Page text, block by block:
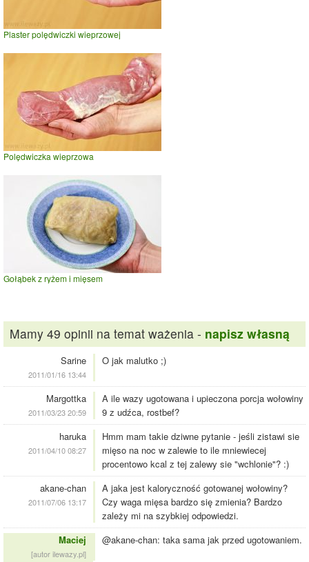
Plaster polędwiczki wieprzowej
Polędwiczka wieprzowa
Gołąbek z ryżem i mięsem
Mamy 49 opinii na temat ważenia - napisz własną
Sarine
2011/01/16 13:44
O jak malutko ;)
Margottka
2011/03/23 20:59
A ile wazy ugotowana i upieczona porcja wołowiny
9 z udźca, rostbef?
haruka
2011/04/10 08:27
Hmm mam takie dziwne pytanie - jeśli zistawi sie
mięso na noc w zalewie to ile mniewiecej
procentowo kcal z tej zalewy sie "wchlonie"? :)
akane-chan
2011/07/06 13:17
A jaka jest kaloryczność gotowanej wołowiny?
Czy waga mięsa bardzo się zmienia? Bardzo
zależy mi na szybkiej odpowiedzi.
Maciej
[autor ilewazy.pl]
@akane-chan: taka sama jak przed ugotowaniem.